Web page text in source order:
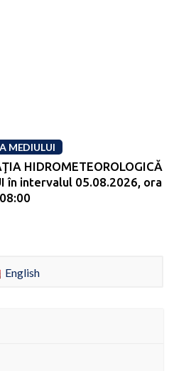
MEDIULUI
HIDROMETEOROLOGICĂ
în intervalul 05.08.2026, ora
English